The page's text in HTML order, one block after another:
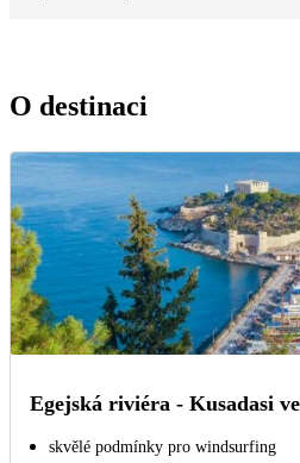
O destinaci
Egejská riviéra - Kusadasi
skvělé podmínky pro windsurfing